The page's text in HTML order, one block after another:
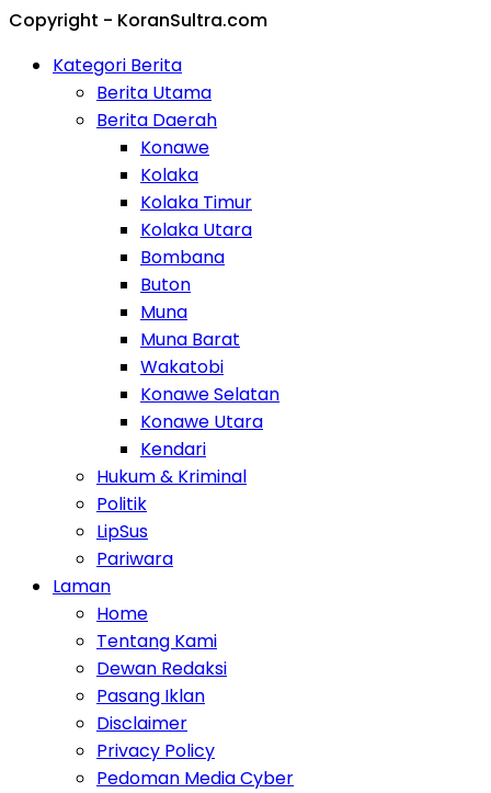
Copyright - KoranSultra.com
Kategori Berita
Berita Utama
Berita Daerah
Konawe
Kolaka
Kolaka Timur
Kolaka Utara
Bombana
Buton
Muna
Muna Barat
Wakatobi
Konawe Selatan
Konawe Utara
Kendari
Hukum & Kriminal
Politik
LipSus
Pariwara
Laman
Home
Tentang Kami
Dewan Redaksi
Pasang Iklan
Disclaimer
Privacy Policy
Pedoman Media Cyber